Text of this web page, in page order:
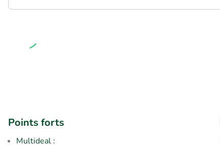
Points forts
Multideal :